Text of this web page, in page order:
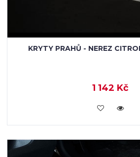
KRYTY PRAHŮ - NEREZ
1 142 Kč
KOUPIT